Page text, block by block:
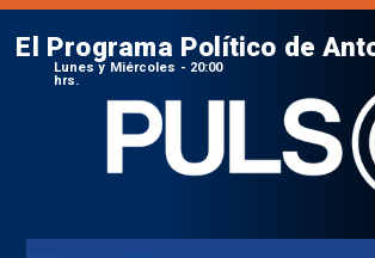
El Programa Político de
Lunes y Miércoles - 20:00
hrs.